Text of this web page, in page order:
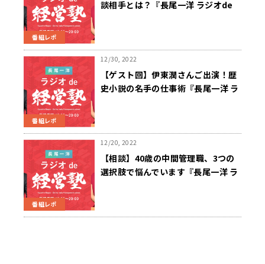
番組レポ
談相手とは？『長尾一洋 ラジオde
番組レポ
12/30, 2022
【ゲスト回】伊東潤さんご出演！歴
史小説の名手の仕事術『長尾一洋 ラ
番組レポ
12/20, 2022
【相談】40歳の中間管理職、3つの
選択肢で悩んでいます『長尾一洋 ラ